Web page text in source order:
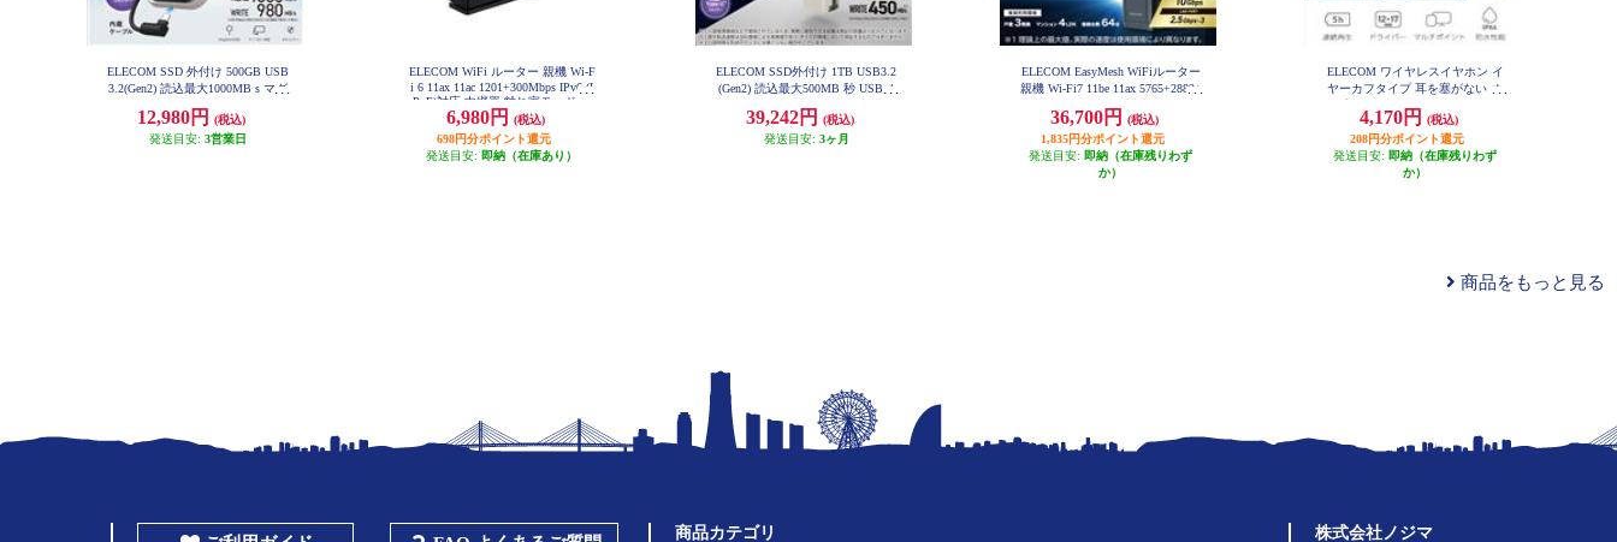
ELECOM SSD 外付け 500GB USB
3.2(Gen2) 読込最大1000MB s マグ
ポータブル ブラック ESD-EPB050
0GBK
12,980円
(税込)
発送目安: 3営業日
ELECOM WiFi ルーター 親機 Wi-F
i 6 11ax 11ac 1201+300Mbps IPv6 (I
PoE)対応 中継器 離れ家モード ブ
ラック WRC-X1500GS2-B
6,980円
(税込)
698円分ポイント還元
発送目安: 即納（在庫あり）
ELECOM SSD外付け 1TB USB3.2
(Gen2) 読込最大500MB 秒 USBメ
peC USB-A両対応 シルバー ESD-E
PA1000GSV
39,242円
(税込)
発送目安: 3ヶ月
ELECOM EasyMesh WiFiルーター
親機 Wi-Fi7 11be 11ax 5765+2882+
bps AIセキュリティ搭載 ブラック
WRC-BE94XSD-B
36,700円
(税込)
1,835円分ポイント還元
発送目安: 即納（在庫残りわず
か）
ELECOM ワイヤレスイヤホン イ
ヤーカフタイプ 耳を塞がない オ
ポイント 軽量 ブラック LBT-OWS
03BK
4,170円
(税込)
208円分ポイント還元
発送目安: 即納（在庫残りわず
か）
商品をもっと見る
商品カテゴリ 株式会社ノジマ